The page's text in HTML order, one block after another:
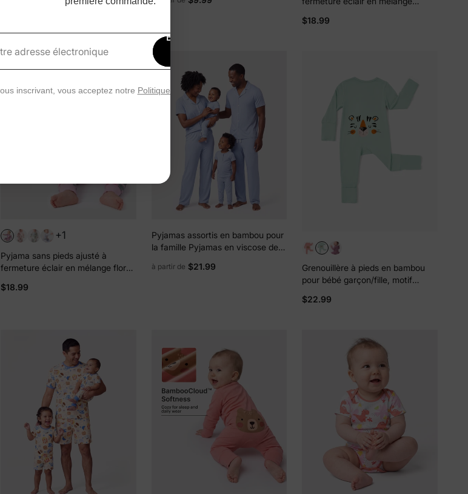
hommes, femmes, enfants, tout-
dessert confortable Bleu
bébé, vert foncé
$18.99
+1
Pyjama sans pieds ajusté à
fermeture éclair en mélange floral
foncé
$18.99
Pyjamas assortis en bambou pour
la famille Pyjamas en viscose de
femmes, enfants, tout-petits et
à partir de $21.99
Grenouillère à pieds en bambou
pour bébé garçon/fille, motif
double sens, verte
$22.99
adresse électronique
Bénéficiez de
inscrivant, vous acceptez notre Politique de confidentialité